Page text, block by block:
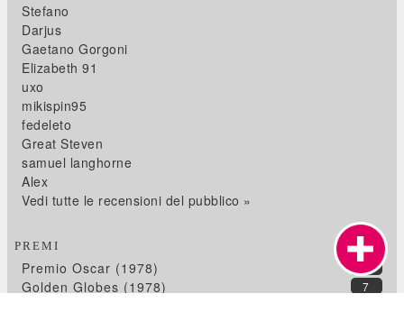
Stefano
Darjus
Gaetano Gorgoni
Elizabeth 91
uxo
mikispin95
fedeleto
Great Steven
samuel langhorne
Alex
Vedi tutte le recensioni del pubblico »
PREMI
11
Premio Oscar (1978)
7
Golden Globes (1978)